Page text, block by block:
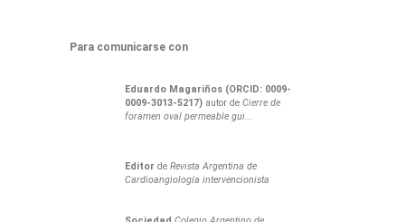
Para comunicarse con
Eduardo Magariños (ORCID: 0009-
0009-3013-5217) autor de Cierre de
foramen oval permeable gui...
Editor de Revista Argentina de
Cardioangiología intervencionista